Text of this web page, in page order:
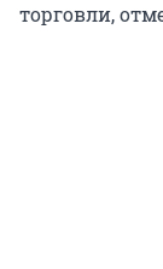
торговли,